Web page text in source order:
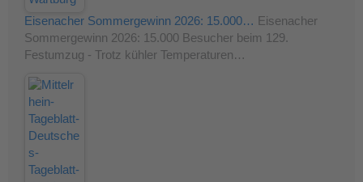
Eisenacher Sommergewinn 2026: 15.000… Eisenacher
Sommergewinn 2026: 15.000 Besucher beim 129.
Festumzug - Trotz kühler Temperaturen…